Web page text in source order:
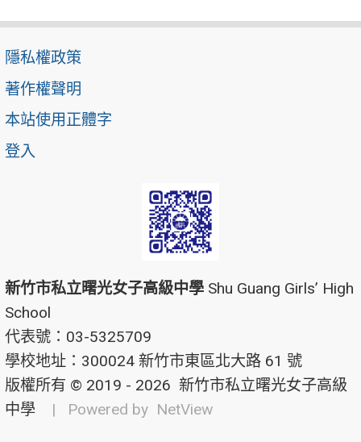
隱私權政策
著作權聲明
本站使用正體字
登入
新竹市私立曙光女子高級中學 Shu Guang Girls’ High
School
代表號：03-5325709
學校地址：300024 新竹市東區北大路 61 號
版權所有 © 2019 - 2026 新竹市私立曙光女子高級
中學
| Powered by NetView